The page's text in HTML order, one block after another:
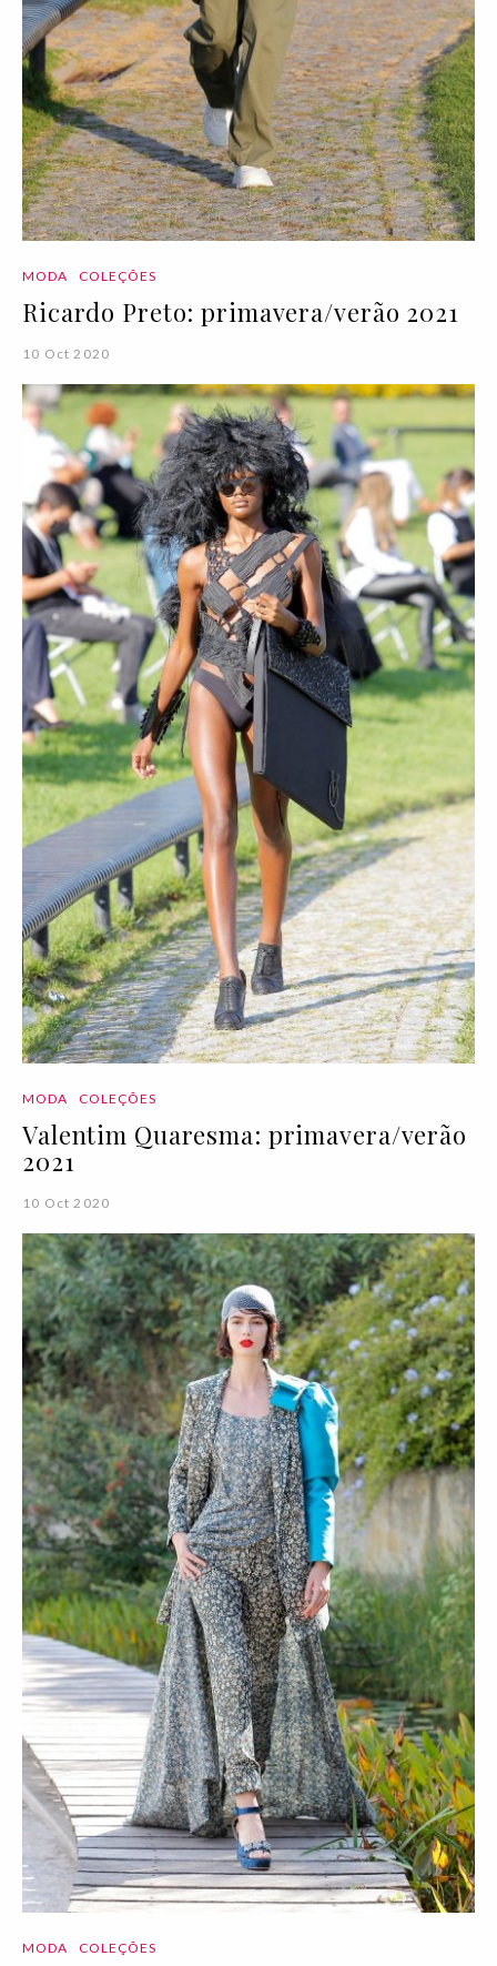
MODA COLEÇÕES
Ricardo Preto: primavera/verão 2021
10 Oct 2020
MODA COLEÇÕES
Valentim Quaresma: primavera/verão
2021
10 Oct 2020
MODA COLEÇÕES